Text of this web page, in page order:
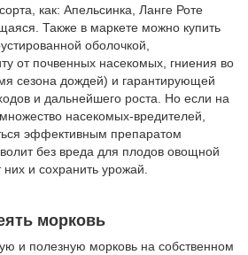
как: Апельсинка, Ланге Роте
Также в маркете можно купить
оболочкой,
от почвенных насекомых, гниения во
сезона дождей) и гарантирующей
и дальнейшего роста. Но если на
насекомых-вредителей,
эффективным препаратом
без вреда для плодов овощной
них и сохранить урожай.
морковь
и полезную морковь на собственном